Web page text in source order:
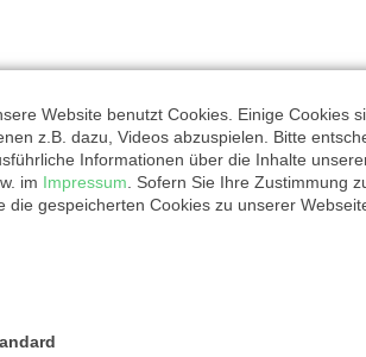
Organisation
Website benutzt Cookies. Einige Cookies
z.B. dazu, Videos abzuspielen. Bitte
Informationen über die Inhalte
im Impressum . Sofern Sie Ihre Zustimmung
die gespeicherten Cookies zu unserer